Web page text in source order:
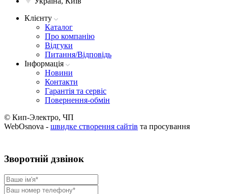
Клієнту
Каталог
Про компанію
Вiдгуки
Питання/Відповідь
Iнформацiя
Новини
Контакти
Гарантія та сервіс
Повернення-обмін
© Кип-Электро, ЧП
WebOsnova - швидке створення сайтів та просування
Зворотнiй дзвiнок